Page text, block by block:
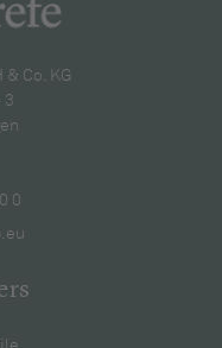
& Co. KG
3
0